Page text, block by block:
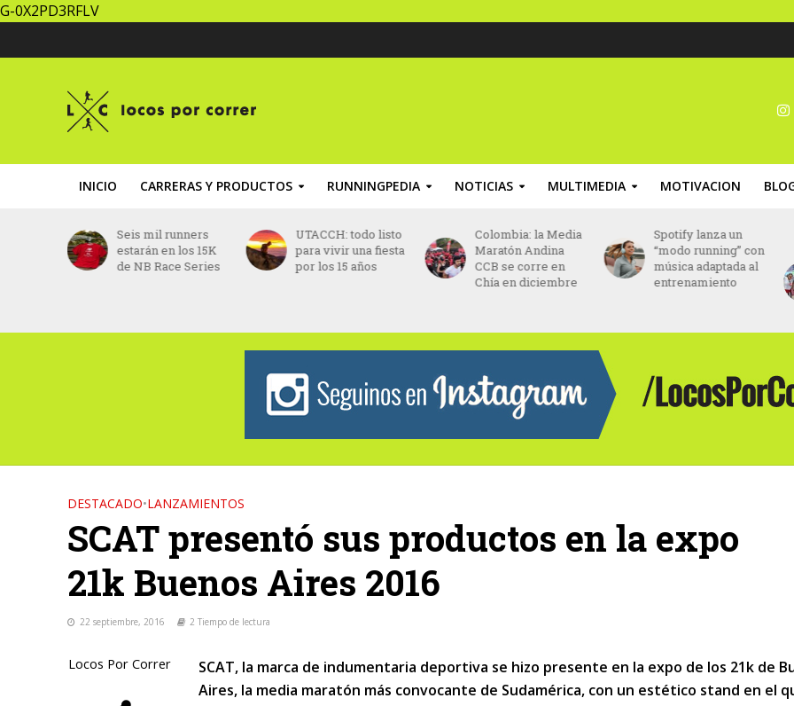
G-0X2PD3RFLV
INICIO CARRERAS Y PRODUCTOS RUNNINGPEDIA NOTICIAS MULTIMEDIA MOTIVACION
Seis mil runners
estarán en los 15K
de NB Race Series
UTACCH: todo listo
para vivir una fiesta
por los 15 años
Colombia: la Media
Maratón Andina
CCB se corre en
Chía en diciembre
Spotify lanza un
“modo running” con
música adaptada al
entrenamiento
DESTACADO•LANZAMIENTOS
SCAT presentó sus productos en la expo
21k Buenos Aires 2016
22 septiembre, 2016 2 Tiempo de lectura
Locos Por Correr
SCAT, la marca de indumentaria deportiva se hizo presente en la expo de los 21k de
Aires, la media maratón más convocante de Sudamérica, con un estético stand en el